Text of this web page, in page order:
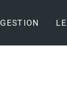
GESTION